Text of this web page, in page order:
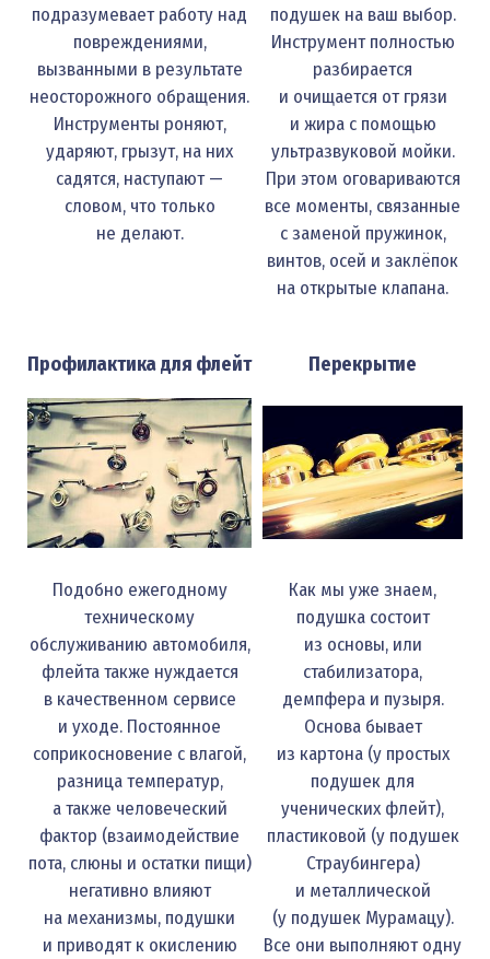
подразумевает работу над
повреждениями,
вызванными в результате
неосторожного обращения.
Инструменты роняют,
ударяют, грызут, на них
садятся, наступают —
словом, что только
не делают.
подушек на ваш выбор.
Инструмент полностью
разбирается
и очищается от грязи
и жира с помощью
ультразвуковой мойки.
При этом оговариваются
все моменты, связанные
с заменой пружинок,
винтов, осей и заклёпок
на открытые клапана.
Профилактика для флейт Перекрытие
Подобно ежегодному
техническому
обслуживанию автомобиля,
флейта также нуждается
в качественном сервисе
и уходе. Постоянное
соприкосновение с влагой,
разница температур,
а также человеческий
фактор (взаимодействие
пота, слюны и остатки пищи)
негативно влияют
на механизмы, подушки
и приводят к окислению
Как мы уже знаем,
подушка состоит
из основы, или
стабилизатора,
демпфера и пузыря.
Основа бывает
из картона (у простых
подушек для
ученических флейт),
пластиковой (у подушек
Страубингера)
и металлической
(у подушек Мурамацу).
Все они выполняют одну